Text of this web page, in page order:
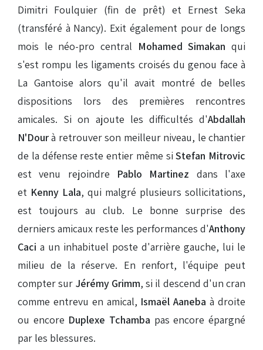
Dimitri Foulquier (fin de prêt) et Ernest Seka
(transféré à Nancy). Exit également pour de longs
mois le néo-pro central Mohamed Simakan qui
s'est rompu les ligaments croisés du genou face à
La Gantoise alors qu'il avait montré de belles
dispositions lors des premières rencontres
amicales. Si on ajoute les difficultés d'Abdallah
N'Dourà retrouver son meilleur niveau, le chantier
de la défense reste entier même siStefan Mitrovic
est venu rejoindre Pablo Martinez dans l'axe
et Kenny Lala, qui malgré plusieurs sollicitations,
est toujours au club. Le bonne surprise des
derniers amicaux reste les performances d'Anthony
Caci a un inhabituel poste d'arrière gauche, lui le
milieu de la réserve. En renfort, l'équipe peut
compter sur Jérémy Grimm, si il descend d'un cran
comme entrevu en amical, Ismaël Aaneba à droite
ou encore Duplexe Tchamba pas encore épargné
par les blessures.